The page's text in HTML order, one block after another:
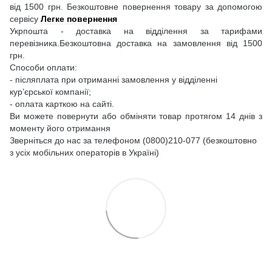
від 1500 грн. Безкоштовне повернення товару за допомогою
сервісу Легке повернення
Укрпошта - доставка на відділення за тарифами
перевізника.Безкоштовна доставка на замовлення від 1500
грн.
Способи оплати:
- післяплата при отриманні замовлення у відділенні
кур’єрської компанії;
- оплата карткою на сайті.
Ви можете повернути або обміняти товар протягом 14 днів з
моменту його отримання
Зверніться до нас за телефоном (0800)210-077 (безкоштовно
з усіх мобільних операторів в Україні)